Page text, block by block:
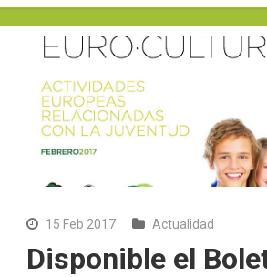
15 Feb 2017 Actualidad
Disponible el